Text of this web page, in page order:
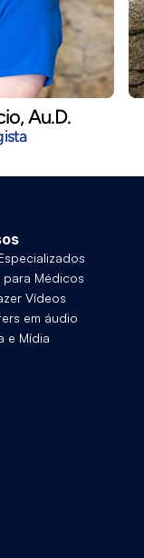
Au.D.
para Médicos
Vídeos
em áudio
e Mídia